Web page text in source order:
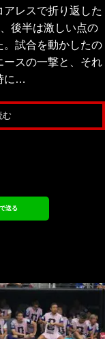
レスで折り返した
後半は激しい点の
。試合を動かしたの
ースの一撃と、それ
に…
む
送る